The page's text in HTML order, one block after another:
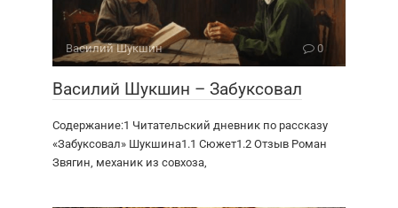
Василий Шукшин 0
Василий Шукшин – Забуксовал
Содержание:1 Читательский дневник по рассказу
«Забуксовал» Шукшина1.1 Сюжет1.2 Отзыв Роман
Звягин, механик из совхоза,